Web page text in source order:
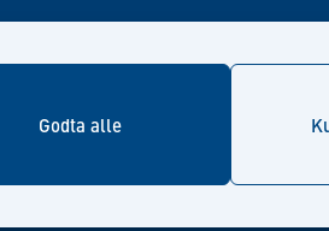
Godta alle
© Kiilto 2026